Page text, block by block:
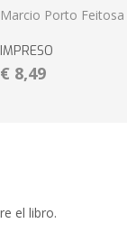
Marcio Porto Feitosa
IMPRESO
€ 8,49
el libro.